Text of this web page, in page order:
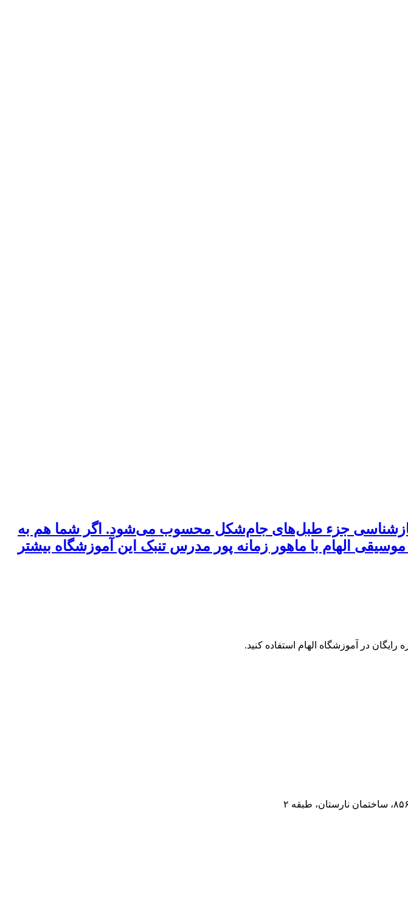
سازشناسی جزء طبل‌های جام‌شکل محسوب می‌شود. اگر شما هم به
الهام با ماهور زمانه پور مدرس تنبک این آموزشگاه بیشتر
در آموزشگاه الهام استفاده کنید.